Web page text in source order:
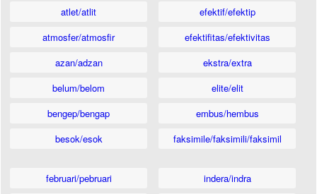
atlet/atlit
atmosfer/atmosfir
azan/adzan
belum/belom
bengep/bengap
besok/esok
efektif/efektip
efektifitas/efektivitas
ekstra/extra
elite/elit
embus/hembus
faksimile/faksimili/faksimil
februari/pebruari
indera/indra